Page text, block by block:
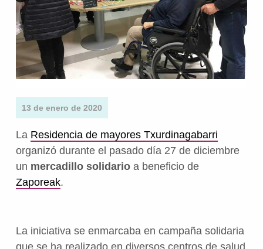
13 de enero de 2020
La Residencia de mayores Txurdinagabarri
organizó durante el pasado día 27 de diciembre
un mercadillo solidarioa beneficio de
Zaporeak.
La iniciativa se enmarcaba en campaña solidaria
que se ha realizado en diversos centros de salud